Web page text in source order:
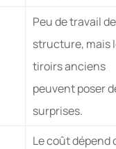
Peu de travail de
structure, mais
tiroirs anciens
peuvent poser
surprises.
Le coût dépend